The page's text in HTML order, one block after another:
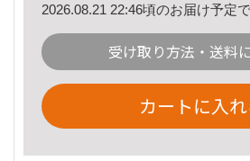
2026.08.21 22:46頃のお届け予定で
受け取り方法・送料
カートに入れ